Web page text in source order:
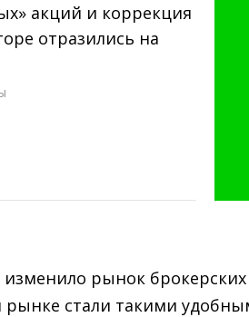
акций и коррекция
отразились на
рынок
стали такими